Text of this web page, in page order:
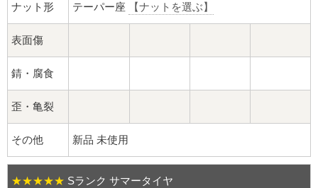
ロング球面ナット
ショート球面ナット
貫通ナット
袋ナット
ナット形 テーパー座 【ナットを選ぶ】
表面傷
錆・腐食
歪・亀裂
その他 新品 未使用
★★★★★ Sランク サマータイヤ